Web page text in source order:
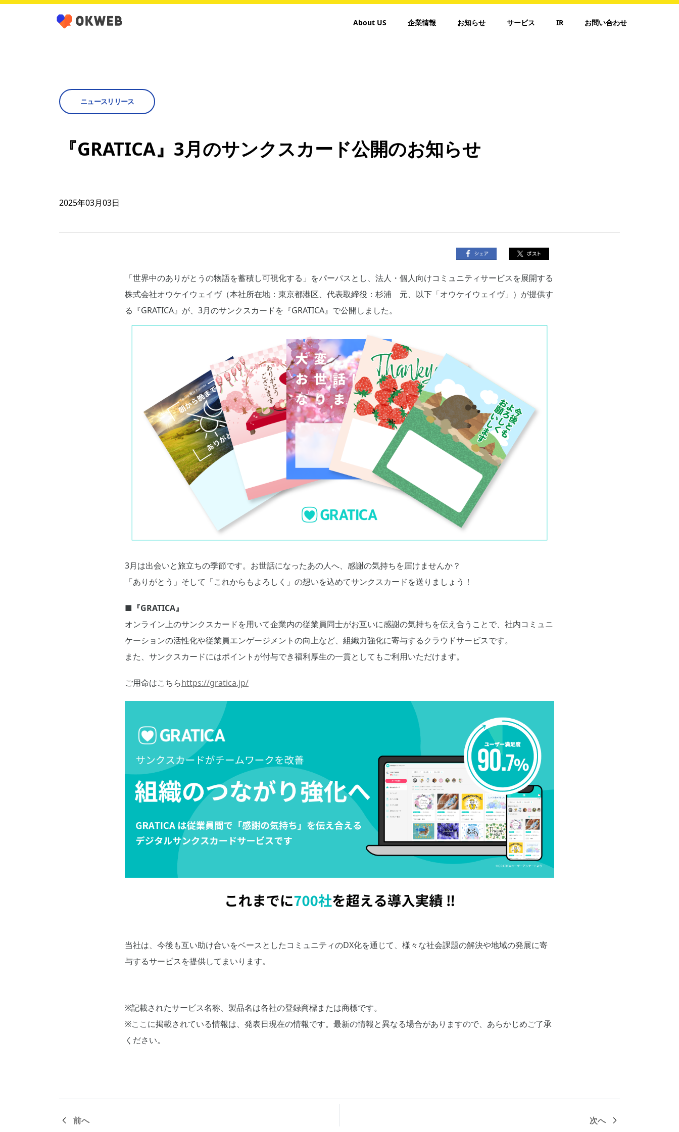
About US 企業情報 お知らせ サービス IR お問い合わせ
ニュースリリース
『GRATICA』3月のサンクスカード公開のお知らせ
2025年03月03日
「世界中のありがとうの物語を蓄積し可視化する」をパーパスとし、法人・個人向けコミュニティサービスを展開する
株式会社オウケイウェイヴ（本社所在地：東京都港区、代表取締役：杉浦 元、以下「オウケイウェイヴ」）が提供す
る『GRATICA』が、3月のサンクスカードを『GRATICA』で公開しました。
3月は出会いと旅立ちの季節です。お世話になったあの人へ、感謝の気持ちを届けませんか？
「ありがとう」そして「これからもよろしく」の想いを込めてサンクスカードを送りましょう！
■ 『GRATICA』
オンライン上のサンクスカードを用いて企業内の従業員同士がお互いに感謝の気持ちを伝え合うことで、社内コミュニ
ケーションの活性化や従業員エンゲージメントの向上など、組織力強化に寄与するクラウドサービスです。
また、サンクスカードにはポイントが付与でき福利厚生の一貫としてもご利用いただけます。
ご用命はこちらhttps://gratica.jp/
当社は、今後も互い助け合いをベースとしたコミュニティのDX化を通じて、様々な社会課題の解決や地域の発展に寄
与するサービスを提供してまいります。
※記載されたサービス名称、製品名は各社の登録商標または商標です。
※ここに掲載されている情報は、発表日現在の情報です。最新の情報と異なる場合がありますので、あらかじめご了承
ください。
前へ 次へ